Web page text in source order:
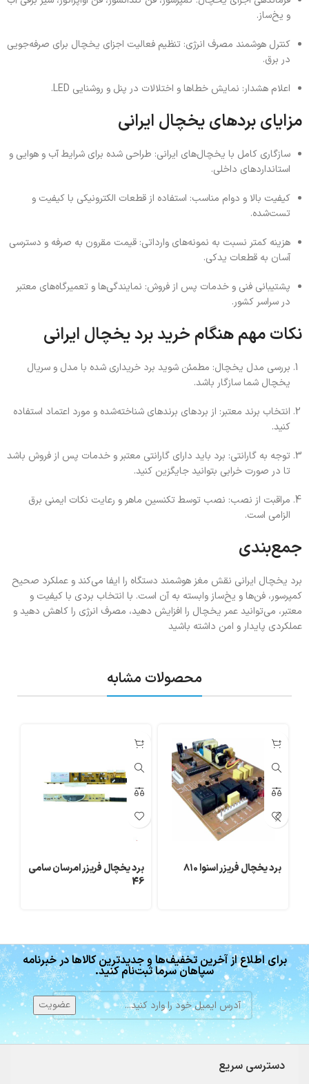
و یخ‌ساز.
کنترل هوشمند مصرف انرژی: تنظیم فعالیت اجزای یخچال برای صرفه‌جویی
در برق.
اعلام هشدار: نمایش خطاها و اختلالات در پنل و روشنایی LED.
مزایای بردهای یخچال ایرانی
سازگاری کامل با یخچال‌های ایرانی: طراحی شده برای شرایط آب و هوایی و
استانداردهای داخلی.
کیفیت بالا و دوام مناسب: استفاده از قطعات الکترونیکی با کیفیت و
تست‌شده.
هزینه کمتر نسبت به نمونه‌های وارداتی: قیمت مقرون به صرفه و دسترسی
آسان به قطعات یدکی.
پشتیبانی فنی و خدمات پس از فروش: نمایندگی‌ها و تعمیرگاه‌های معتبر
در سراسر کشور.
نکات مهم هنگام خرید برد یخچال ایرانی
بررسی مدل یخچال: مطمئن شوید برد خریداری شده با مدل و سریال
یخچال شما سازگار باشد.
انتخاب برند معتبر: از بردهای برندهای شناخته‌شده و مورد اعتماد استفاده
کنید.
توجه به گارانتی: برد باید دارای گارانتی معتبر و خدمات پس از فروش باشد
تا در صورت خرابی بتوانید جایگزین کنید.
مراقبت از نصب: نصب توسط تکنسین ماهر و رعایت نکات ایمنی برق
الزامی است.
جمع‌بندی
برد یخچال ایرانی نقش مغز هوشمند دستگاه را ایفا می‌کند و عملکرد صحیح
کمپرسور، فن‌ها و یخ‌ساز وابسته به آن است. با انتخاب بردی با کیفیت و
معتبر، می‌توانید عمر یخچال را افزایش دهید، مصرف انرژی را کاهش دهید و
عملکردی پایدار و امن داشته باشید
محصولات مشابه
برد یخچال فریزر اسنوا ۸۱۰
برد یخچال فریزر امرسان سامی
46
برای اطلاع از آخرین تخفیف‌ها و جدیدترین کالاها در خبرنامه
سپاهان سرما ثبت‌نام کنید.
دسترسی سریع